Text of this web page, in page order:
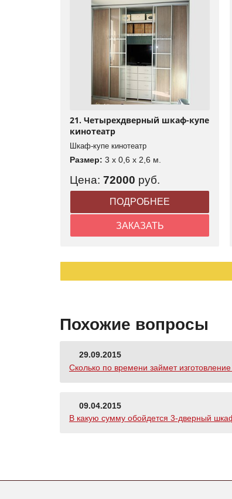
21. Четырехдверный шкаф-купе
кинотеатр
Шкаф-купе кинотеатр
Размер: 3 x 0,6 x 2,6 м.
Цена: 72000 руб.
ПОДРОБНЕЕ
ЗАКАЗАТЬ
Похожие вопросы
29.09.2015
Сколько по времени займет
09.04.2015
В какую сумму обойдется 3-дверный